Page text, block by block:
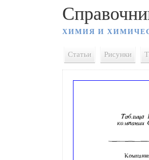
ХИМИЯ И
Статьи Рисунки